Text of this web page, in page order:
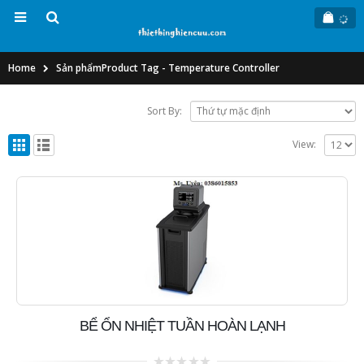
Home Sản phẩmProduct Tag - Temperature Controller
Sort By:
View:
BỂ ỔN NHIỆT TUẦN HOÀN LẠNH